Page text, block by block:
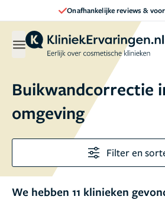
Direct een afspraak
Buikwandcorrectie
omgeving
Filter en
We hebben 11 klinieken